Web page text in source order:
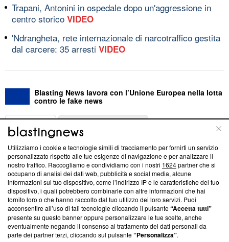
Trapani, Antonini in ospedale dopo un'aggressione in
centro storico VIDEO
'Ndrangheta, rete internazionale di narcotraffico gestita
dal carcere: 35 arresti VIDEO
Blasting News lavora con l’Unione Europea nella lotta
contro le fake news
ABOUT
Questa sezione offre informazioni trasparenti su Blasting
News, sui nostri processi editoriali e su come ci impegniamo a
creare news di qualità. Inoltre, afferma la nostra aderenza a
‘Trust Project - News with Integrity’Blasting News non è
ancora membro del programma, ma ha richiesto di farne
parte; Trust Project non ha ancora effettuato una verifica di
conformità agli standard.
Su di noi
Utilizziamo i cookie e tecnologie simili di tracciamento per fornirti un servizio
personalizzato rispetto alle tue esigenze di navigazione e per analizzare il
nostro traffico. Raccogliamo e condividiamo con i nostri 1624partner che si
occupano di analisi dei dati web, pubblicità e social media, alcune
informazioni sul tuo dispositivo, come l’indirizzo IP e le caratteristiche del tuo
dispositivo, i quali potrebbero combinarle con altre informazioni che hai
fornito loro o che hanno raccolto dal tuo utilizzo dei loro servizi. Puoi
acconsentire all’uso di tali tecnologie cliccando il pulsante“Accetta tutti”
presente su questo banner oppure personalizzare le tue scelte, anche
eventualmente negando il consenso al trattamento dei dati personali da
parte dei partner terzi, cliccando sul pulsante“Personalizza”.